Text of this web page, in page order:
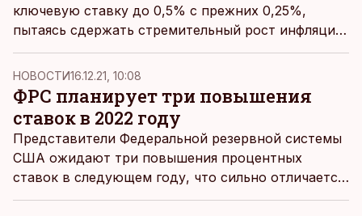
ключевую ставку до 0,5% с прежних 0,25%,
пытаясь сдержать стремительный рост инфляции,
сообщает BBC News.
НОВОСТИ16.12.21, 10:08
ФРС планирует три повышения
ставок в 2022 году
Представители Федеральной резервной системы
США ожидают три повышения процентных
ставок в следующем году, что сильно отличается
от их прогнозов,сделанных всего три месяца